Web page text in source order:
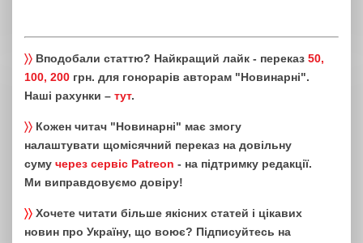
〉〉 Вподобали статтю? Найкращий лайк - переказ 50,
100, 200 грн. для гонорарів авторам "Новинарні".
Наші рахунки – тут.
〉〉 Кожен читач "Новинарні" має змогу
налаштувати щомісячний переказ на довільну
суму через сервіс Patreon - на підтримку редакції.
Ми виправдовуємо довіру!
〉〉 Хочете читати більше якісних статей і цікавих
новин про Україну, що воює? Підписуйтесь на